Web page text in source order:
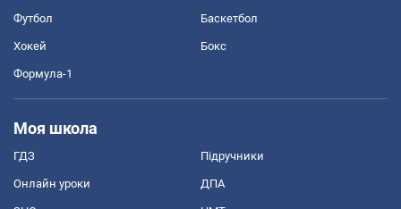
Футбол Баскетбол
Хокей Бокс
Формула-1
Моя школа
ГДЗ Підручники
Онлайн уроки ДПА